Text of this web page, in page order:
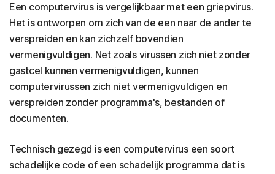
Een computervirus is vergelijkbaar met een griepvirus.
Het is ontworpen om zich van de een naar de ander te
verspreiden en kan zichzelf bovendien
vermenigvuldigen. Net zoals virussen zich niet zonder
gastcel kunnen vermenigvuldigen, kunnen
computervirussen zich niet vermenigvuldigen en
verspreiden zonder programma's, bestanden of
documenten.
Technisch gezegd is een computervirus een soort
schadelijke code of een schadelijk programma dat is